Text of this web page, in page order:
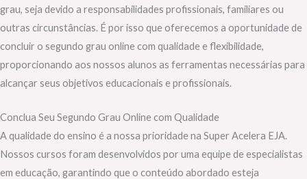
grau, seja devido a responsabilidades profissionais, familiares ou
outras circunstâncias. É por isso que oferecemos a oportunidade de
concluir o segundo grau online com qualidade e flexibilidade,
proporcionando aos nossos alunos as ferramentas necessárias para
alcançar seus objetivos educacionais e profissionais.
Conclua Seu Segundo Grau Online com Qualidade
A qualidade do ensino é a nossa prioridade na Super Acelera EJA.
Nossos cursos foram desenvolvidos por uma equipe de especialistas
em educação, garantindo que o conteúdo abordado esteja